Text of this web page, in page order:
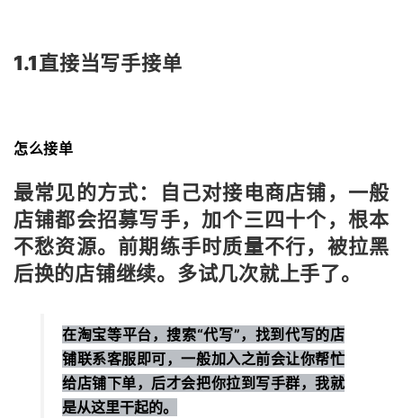
1.1直接当写手接单
怎么接单
最常见的方式：自己对接电商店铺，一般
店铺都会招募写手，加个三四十个，根本
不愁资源。前期练手时质量不行，被拉黑
后换的店铺继续。多试几次就上手了。
在淘宝等平台，搜索“代写”，找到代写的店
铺联系客服即可，一般加入之前会让你帮忙
给店铺下单，后才会把你拉到写手群，我就
是从这里干起的。